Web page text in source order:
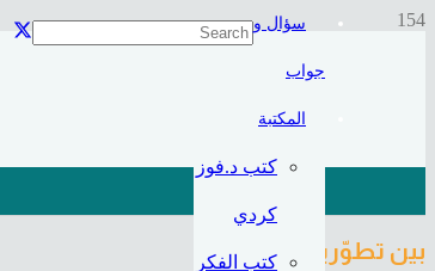
سؤال و
جواب
المكتبة
كتب د.فوز
كردي
كتب الفكر بين تطوّرين